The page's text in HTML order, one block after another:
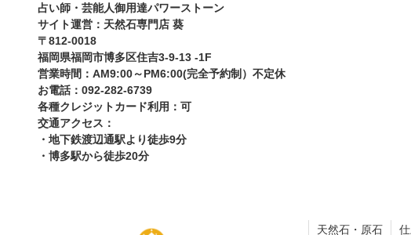
占い師・芸能人御用達パワーストーン
サイト運営：天然石専門店 葵
〒812-0018
福岡県福岡市博多区住吉3-9-13 -1F
営業時間：AM9:00～PM6:00(完全予約制）不定休
お電話：092-282-6739
各種クレジットカード利用：可
交通アクセス：
・地下鉄渡辺通駅より徒歩9分
・博多駅から徒歩20分
天然石・原石